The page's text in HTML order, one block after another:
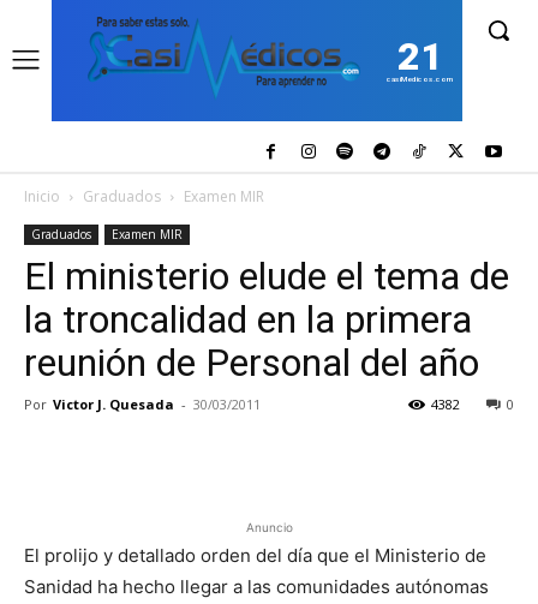
21
casiMedicos.com
Inicio Graduados Examen MIR
Graduados Examen MIR
El ministerio elude el tema de
la troncalidad en la primera
reunión de Personal del año
Por Victor J. Quesada - 30/03/2011 0
4382
Anuncio
El prolijo y detallado orden del día que el Ministerio de
Sanidad ha hecho llegar a las comunidades autónomas